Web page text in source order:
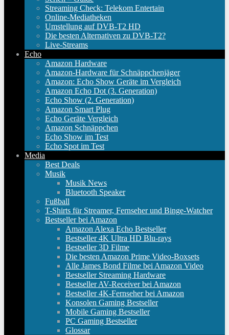
Streaming Check: Telekom Entertain
Online-Mediatheken
Umstellung auf DVB-T2 HD
Die besten Alternativen zu DVB-T2?
Live-Streams
Echo
Amazon Hardware
Amazon-Hardware für Schnäppchenjäger
Amazon: Echo Show Geräte im Vergleich
Amazon Echo Dot (3. Generation)
Echo Show (2. Generation)
Amazon Smart Plug
Echo Geräte Vergleich
Amazon Schnäppchen
Echo Show im Test
Echo Spot im Test
Media
Best Deals
Musik
Musik News
Bluetooth Speaker
Fußball
T-Shirts für Streamer, Fernseher und Binge-Watcher
Bestseller bei Amazon
Amazon Alexa Echo Bestseller
Bestseller 4K Ultra HD Blu-rays
Bestseller 3D Filme
Die besten Amazon Prime Video-Boxsets
Alle James Bond Filme bei Amazon Video
Bestseller Streaming Hardware
Bestseller AV-Receiver bei Amazon
Bestseller 4K-Fernseher bei Amazon
Konsolen Gaming Bestseller
Mobile Gaming Bestseller
PC Gaming Bestseller
Glossar